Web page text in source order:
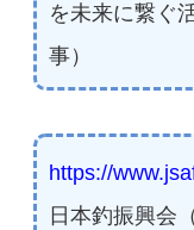
を未来に繋ぐ
事）
https://
日本釣振興会